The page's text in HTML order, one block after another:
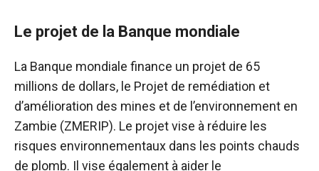
Le projet de la Banque mondiale
La Banque mondiale finance un projet de 65
millions de dollars, le Projet de remédiation et
d’amélioration des mines et de l’environnement en
Zambie (ZMERIP). Le projet vise à réduire les
risques environnementaux dans les points chauds
de plomb. Il vise également à aider le